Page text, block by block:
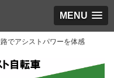
MENU
でアシストパワーを体感